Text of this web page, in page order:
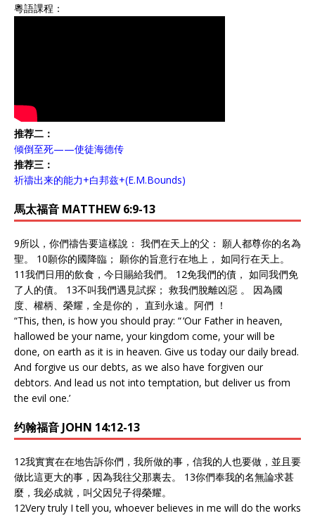
粵語課程：
推荐二：
倾倒至死——使徒海德传
推荐三：
祈禱出来的能力+白邦兹+(E.M.Bounds)
馬太福音 MATTHEW 6:9-13
9所以，你們禱告要這樣說： 我們在天上的父： 願人都尊你的名為
聖。 10願你的國降臨； 願你的旨意行在地上， 如同行在天上。
11我們日用的飲食，今日賜給我們。 12免我們的債， 如同我們免
了人的債。 13不叫我們遇見試探； 救我們脫離凶惡 。 因為國
度、權柄、榮耀，全是你的， 直到永遠。阿們 ！
“This, then, is how you should pray: “ ‘Our Father in heaven,
hallowed be your name, your kingdom come, your will be
done, on earth as it is in heaven. Give us today our daily bread.
And forgive us our debts, as we also have forgiven our
debtors. And lead us not into temptation, but deliver us from
the evil one.’
约翰福音 JOHN 14:12-13
12我實實在在地告訴你們，我所做的事，信我的人也要做，並且要
做比這更大的事，因為我往父那裏去。 13你們奉我的名無論求甚
麼，我必成就，叫父因兒子得榮耀。
12Very truly I tell you, whoever believes in me will do the works